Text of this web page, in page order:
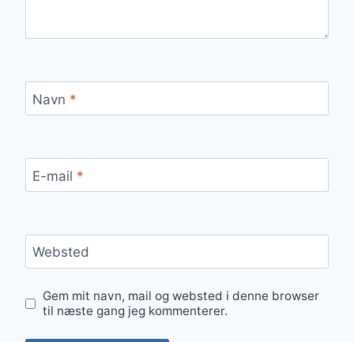
Navn *
E-mail *
Websted
Gem mit navn, mail og websted i denne browser
til næste gang jeg kommenterer.